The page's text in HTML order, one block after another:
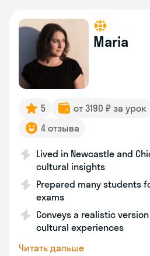
Maria
5 от 3190 ₽ за урок
4 отзыва
Lived in Newcastle and
cultural insights
Prepared many students
exams
Conveys a realistic
cultural experiences
Читать дальше